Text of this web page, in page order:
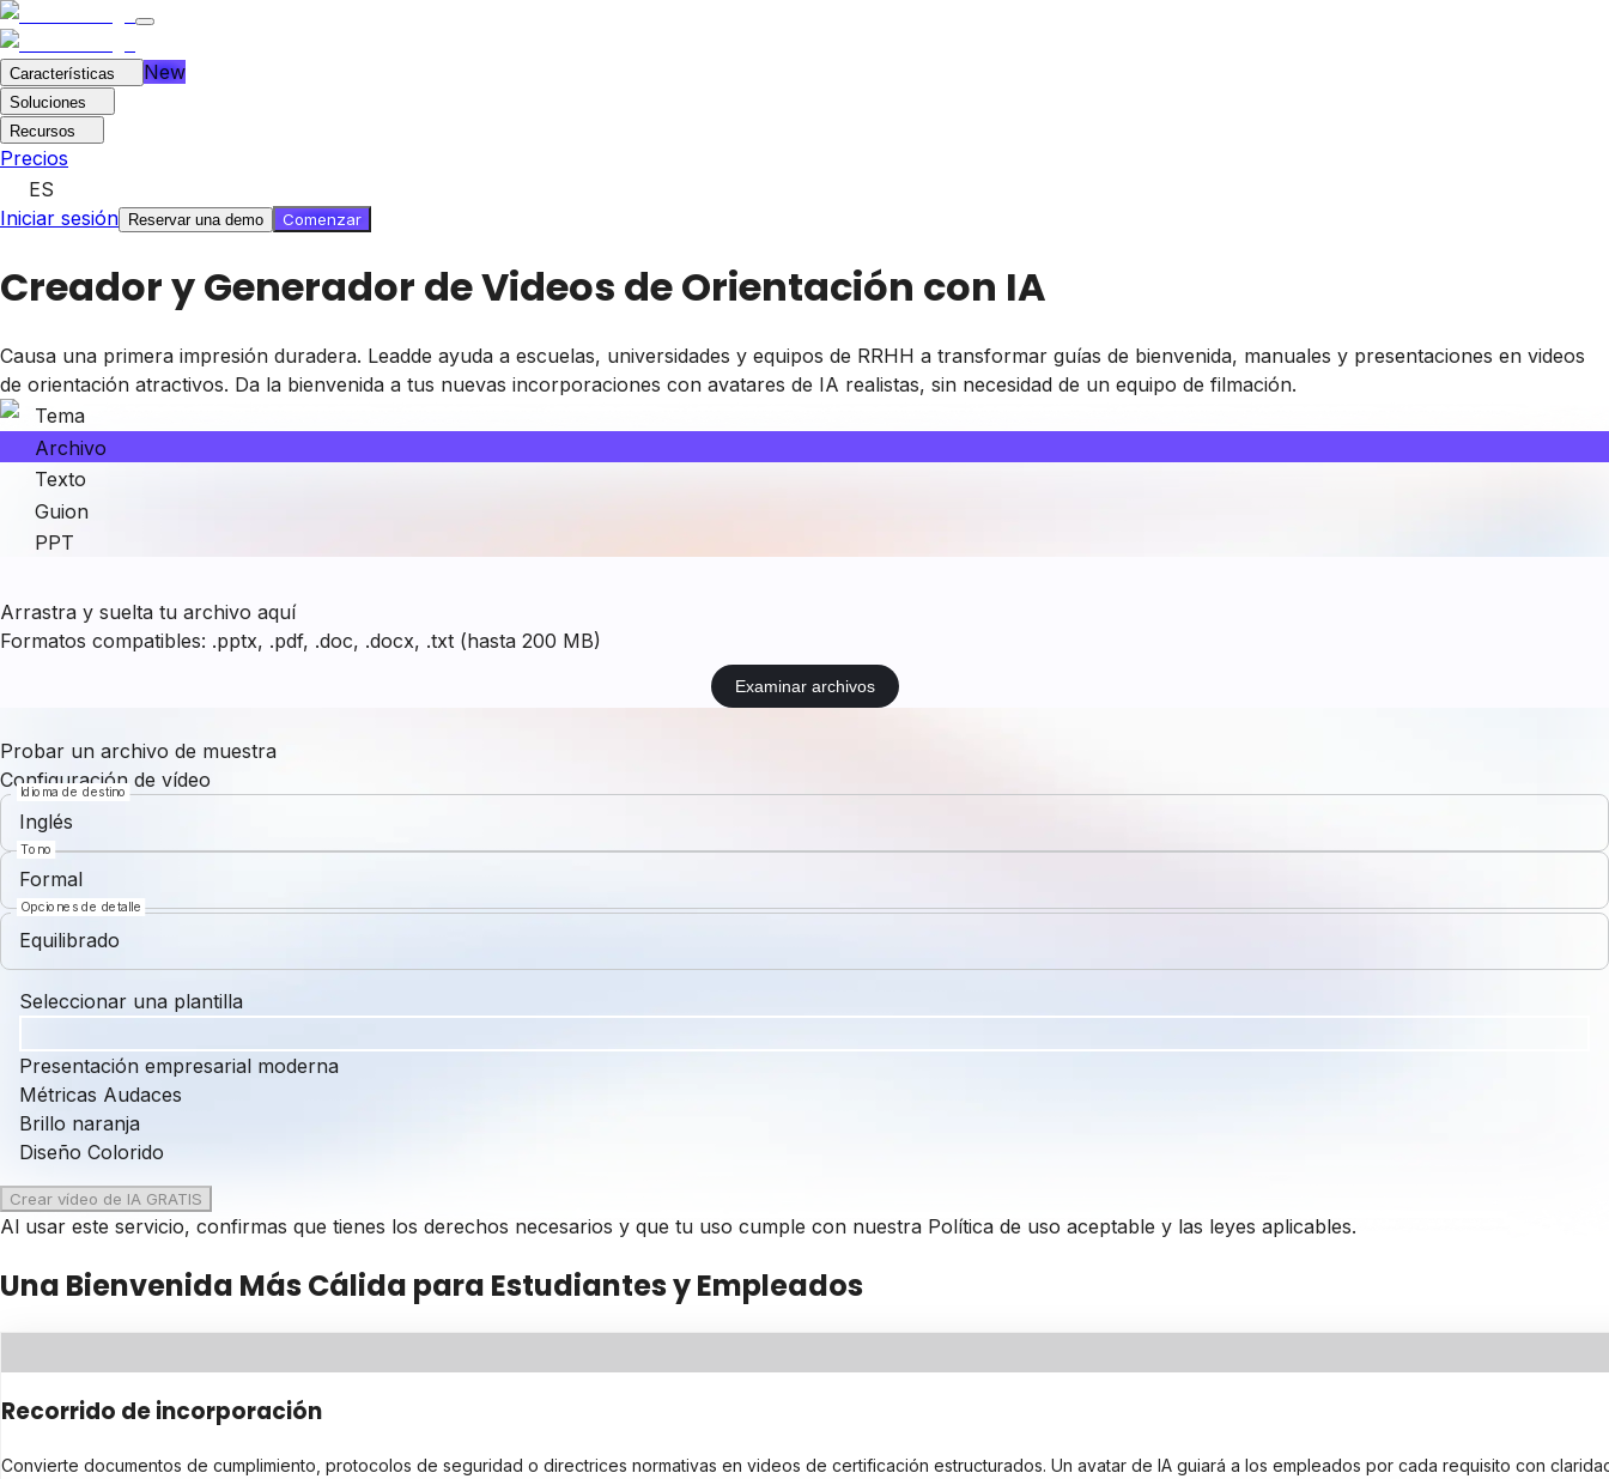
Características New
Soluciones
Recursos
Precios
ES
Iniciar sesión
Reservar una demo Comenzar
Creador y Generador de Videos de Orientación con IA
Causa una primera impresión duradera. Leadde ayuda a escuelas, universidades y equipos de RRHH a transformar guías de bienvenida, manuales y presentaciones en videos
de orientación atractivos. Da la bienvenida a tus nuevas incorporaciones con avatares de IA realistas, sin necesidad de un equipo de filmación.
Tema
Archivo
Texto
Guion
PPT
Arrastra y suelta tu archivo aquí
Formatos compatibles: .pptx, .pdf, .doc, .docx, .txt (hasta 200 MB)
Examinar archivos
Probar un archivo de muestra
Configuración de vídeo
Idioma de destino
Inglés
Tono
Formal
Opciones de detalle
Equilibrado
Seleccionar una plantilla
Presentación empresarial moderna
Métricas Audaces
Brillo naranja
Diseño Colorido
Crear vídeo de IA GRATIS
Al usar este servicio, confirmas que tienes los derechos necesarios y que tu uso cumple con nuestra Política de uso aceptable y las leyes aplicables.
Una Bienvenida Más Cálida para Estudiantes y Empleados
Recorrido de incorporación
Convierte documentos de cumplimiento, protocolos de seguridad o directrices normativas en videos de certificación estructurados. Un avatar de IA guiará a los empleados por cada requisito con